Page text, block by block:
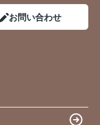
お問い合わせ